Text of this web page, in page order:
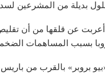
بديلة من المشرعين
عن قلقها من أن
بسبب المساهمات
بروبر» بالقرب من